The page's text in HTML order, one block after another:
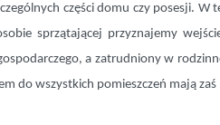
części domu czy posesji. W
sprzątającej przyznajemy
a zatrudniony w
do wszystkich pomieszczeń mają